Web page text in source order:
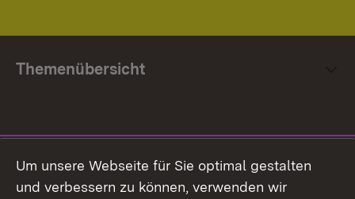
Themenübersicht
Facebook
Um unsere Webseite für Sie optimal gestalten
und verbessern zu können, verwenden wir